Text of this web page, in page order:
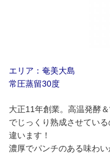
エリア：奄美大島
常圧蒸留30度
大正11年創業。高温発酵
でじっくり熟成させてい
違います！
濃厚でパンチのある味わ